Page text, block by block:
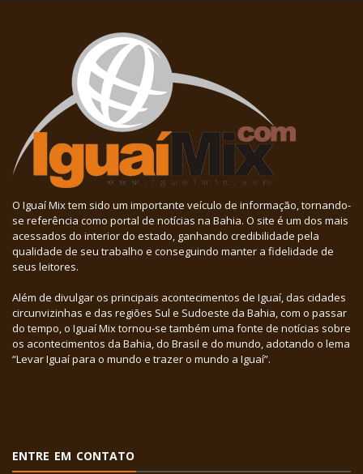
O Iguaí Mix tem sido um importante veículo de informação, tornando-
se referência como portal de notícias na Bahia. O site é um dos mais
acessados do interior do estado, ganhando credibilidade pela
qualidade de seu trabalho e conseguindo manter a fidelidade de
seus leitores.
Além de divulgar os principais acontecimentos de Iguaí, das cidades
circunvizinhas e das regiões Sul e Sudoeste da Bahia, com o passar
do tempo, o Iguaí Mix tornou-se também uma fonte de notícias sobre
os acontecimentos da Bahia, do Brasil e do mundo, adotando o lema
“Levar Iguaí para o mundo e trazer o mundo a Iguaí”.
ENTRE EM CONTATO